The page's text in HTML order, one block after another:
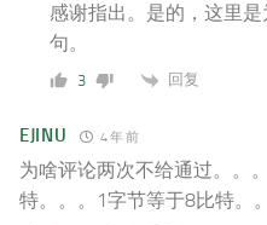
感谢指出。是的，这里
句。
3 回复
EJINU 4 年 前
为啥评论两次不给通过。。
特。。。1字节等于8比特。。